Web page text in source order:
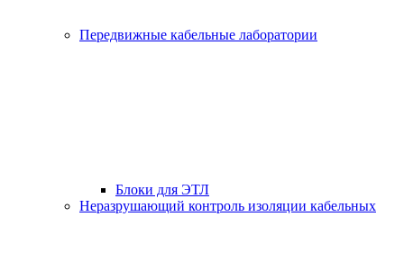
Передвижные кабельные лаборатории
Блоки для ЭТЛ
Неразрушающий контроль изоляции кабельных